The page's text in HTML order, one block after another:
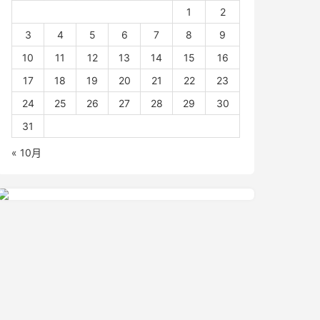
1
2
3
4 5 6 7 8
9
10
11 12 13 14 15
16
17
18 19 20 21 22
23
24
25 26 27 28 29
30
31
« 10月